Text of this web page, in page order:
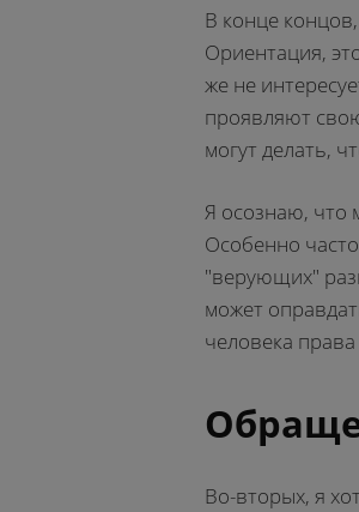
В конце
Ориентация,
же не
проявляют
могут делать,
Я осознаю, что
Особенно
"верующих"
может
человека
Во-вторых, я